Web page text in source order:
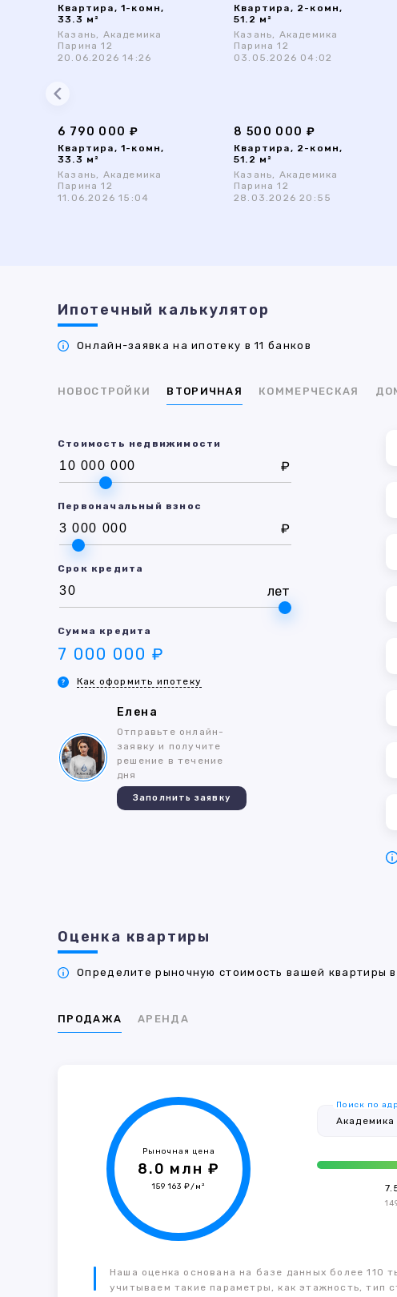
Квартира, 1-комн,
33.3 м²
Казань, Академика
Парина 12
20.06.2026 14:26
Квартира, 2-комн,
51.2 м²
Казань, Академика
Парина 12
03.05.2026 04:02
6 790 000 ₽
Квартира, 1-комн,
33.3 м²
Казань, Академика
Парина 12
11.06.2026 15:04
8 500 000 ₽
Квартира, 2-комн,
51.2 м²
Казань, Академика
Парина 12
28.03.2026 20:55
Ипотечный калькулятор
Онлайн-заявка на ипотеку в 11 банков
НОВОСТРОЙКИ ВТОРИЧНАЯ КОММЕРЧЕСКАЯ
Стоимость недвижимости
₽
Первоначальный взнос
₽
Срок кредита
лет
Сумма кредита
7 000 000 ₽
Как оформить ипотеку
Елена
Отправьте онлайн-
заявку и получите
решение в течение
дня
Заполнить заявку
Оценка квартиры
Определите рыночную стоимость вашей квартиры в
ПРОДАЖА АРЕНДА
Рыночная цена
8.0 млн ₽
159 163 ₽/м²
Поиск по
Наша оценка основана на базе данных более 110
учитываем такие параметры, как этажность, тип